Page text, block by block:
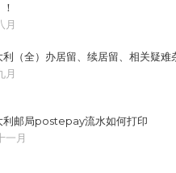
月
利（全）办居留、续居留、相关疑难
月
利邮局postepay流水如何打印
一月